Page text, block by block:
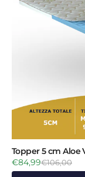
Topper 5 cm Aloe
€84,99€106,00